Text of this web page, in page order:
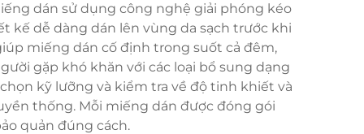
dán sử dụng công nghệ giải phóng kéo
kế dễ dàng dán lên vùng da sạch trước khi
miếng dán cố định trong suốt cả đêm,
gặp khó khăn với các loại bổ sung dạng
kỹ lưỡng và kiểm tra về độ tinh khiết và
thống. Mỗi miếng dán được đóng gói
quản đúng cách.